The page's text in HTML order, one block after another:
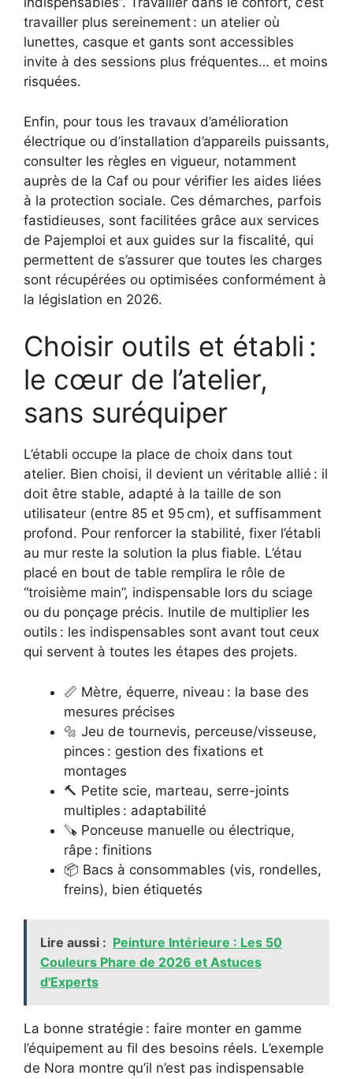
travailler plus sereinement : un atelier où
lunettes, casque et gants sont accessibles
invite à des sessions plus fréquentes… et moins
risquées.
Enfin, pour tous les travaux d’amélioration
électrique ou d’installation d’appareils puissants,
consulter les règles en vigueur, notamment
auprès de la Caf ou pour vérifier les aides liées
à la protection sociale. Ces démarches, parfois
fastidieuses, sont facilitées grâce aux services
de Pajemploi et aux guides sur la fiscalité, qui
permettent de s’assurer que toutes les charges
sont récupérées ou optimisées conformément à
la législation en 2026.
Choisir outils et établi :
le cœur de l’atelier,
sans suréquiper
L’établi occupe la place de choix dans tout
atelier. Bien choisi, il devient un véritable allié : il
doit être stable, adapté à la taille de son
utilisateur (entre 85 et 95 cm), et suffisamment
profond. Pour renforcer la stabilité, fixer l’établi
au mur reste la solution la plus fiable. L’étau
placé en bout de table remplira le rôle de
“troisième main”, indispensable lors du sciage
ou du ponçage précis. Inutile de multiplier les
outils : les indispensables sont avant tout ceux
qui servent à toutes les étapes des projets.
📏 Mètre, équerre, niveau : la base des
mesures précises
🔩 Jeu de tournevis, perceuse/visseuse,
pinces : gestion des fixations et
montages
🔨 Petite scie, marteau, serre-joints
multiples : adaptabilité
🪚 Ponceuse manuelle ou électrique,
râpe : finitions
📦 Bacs à consommables (vis, rondelles,
freins), bien étiquetés
Lire aussi : Peinture Intérieure : Les 50
Couleurs Phare de 2026 et Astuces
d'Experts
La bonne stratégie : faire monter en gamme
l’équipement au fil des besoins réels. L’exemple
de Nora montre qu’il n’est pas indispensable